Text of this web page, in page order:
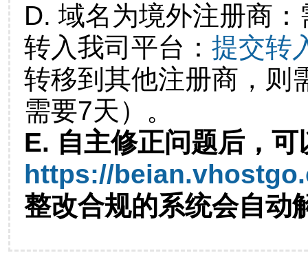
D. 域名为境外注册商
转入我司平台： 提交转
转移到其他注册商，则
需要7天）。
E. 自主修正问题后，可
https://
整改合规的系统会自动